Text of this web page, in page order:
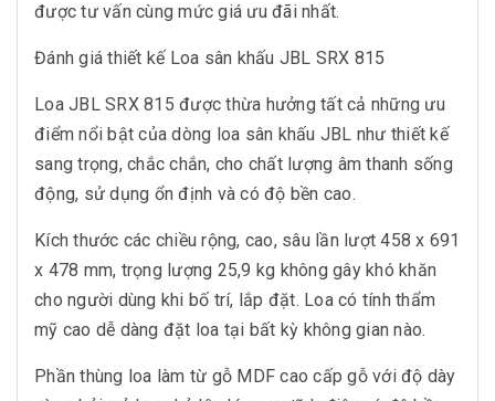
được tư vấn cùng mức giá ưu đãi nhất.
Đánh giá thiết kế Loa sân khấu JBL SRX 815
Loa JBL SRX 815 được thừa hưởng tất cả những ưu
điểm nổi bật của dòng loa sân khấu JBL như thiết kế
sang trọng, chắc chắn, cho chất lượng âm thanh sống
động, sử dụng ổn định và có độ bền cao.
Kích thước các chiều rộng, cao, sâu lần lượt 458 x 691
x 478 mm, trọng lượng 25,9 kg không gây khó khăn
cho người dùng khi bố trí, lắp đặt. Loa có tính thẩm
mỹ cao dễ dàng đặt loa tại bất kỳ không gian nào.
Phần thùng loa làm từ gỗ MDF cao cấp gỗ với độ dày